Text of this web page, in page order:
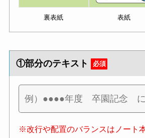
裏表紙 表紙
①部分のテキスト 必須
※改行や配置のバランスはノート